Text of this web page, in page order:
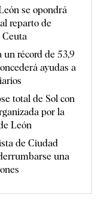
se opondrá
reparto de
Ceuta
récord de 53,9
ayudas a
total de Sol con
por la
León
de Ciudad
una